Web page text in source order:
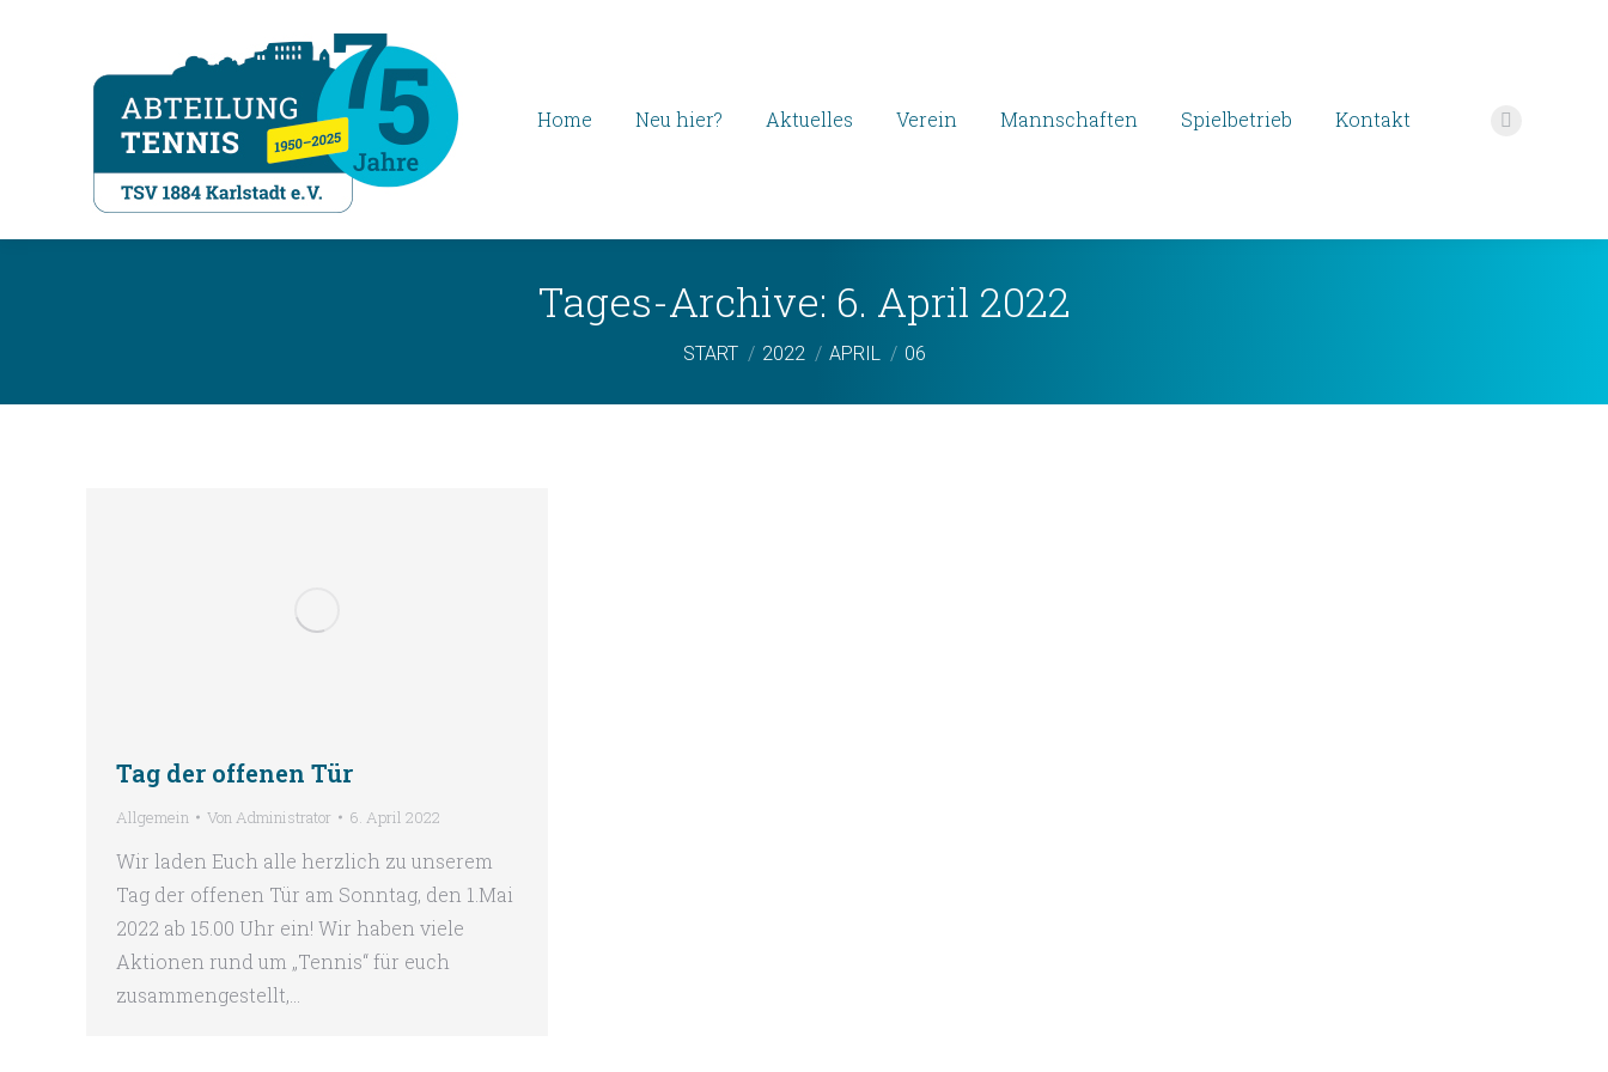
Home Neu hier? Aktuelles Verein Mannschaften Spielbetrieb Kontakt
Facebook
Tages-Archive: 6. April 2022
Sie befinden sich hier:
START 2022 APRIL 06
Tag der offenen Tür
Allgemein Von Administrator 6. April 2022
Wir laden Euch alle herzlich zu unserem
Tag der offenen Tür am Sonntag, den 1.Mai
2022 ab 15.00 Uhr ein! Wir haben viele
Aktionen rund um „Tennis“ für euch
zusammengestellt,…